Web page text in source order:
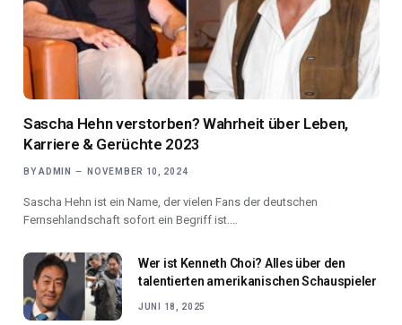
Sascha Hehn verstorben? Wahrheit über Leben,
Karriere & Gerüchte 2023
BY ADMIN NOVEMBER 10, 2024
Sascha Hehn ist ein Name, der vielen Fans der deutschen
Fernsehlandschaft sofort ein Begriff ist.…
Wer ist Kenneth Choi? Alles über den
talentierten amerikanischen Schauspieler
JUNI 18, 2025